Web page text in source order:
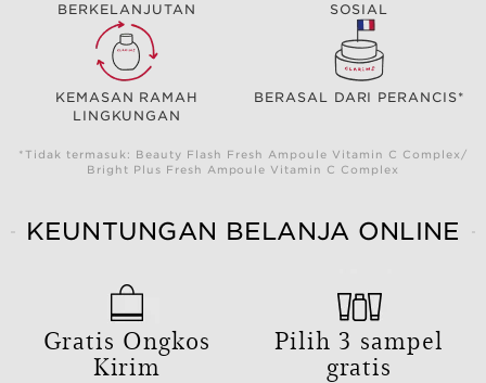
BERKELANJUTAN
SOSIAL
KEMASAN RAMAH
LINGKUNGAN
BERASAL DARI PERANCIS*
*Tidak termasuk: Beauty Flash Fresh Ampoule Vitamin C Complex/
Bright Plus Fresh Ampoule Vitamin C Complex
KEUNTUNGAN BELANJA ONLINE
Gratis Ongkos
Kirim
Pilih 3 sampel
gratis